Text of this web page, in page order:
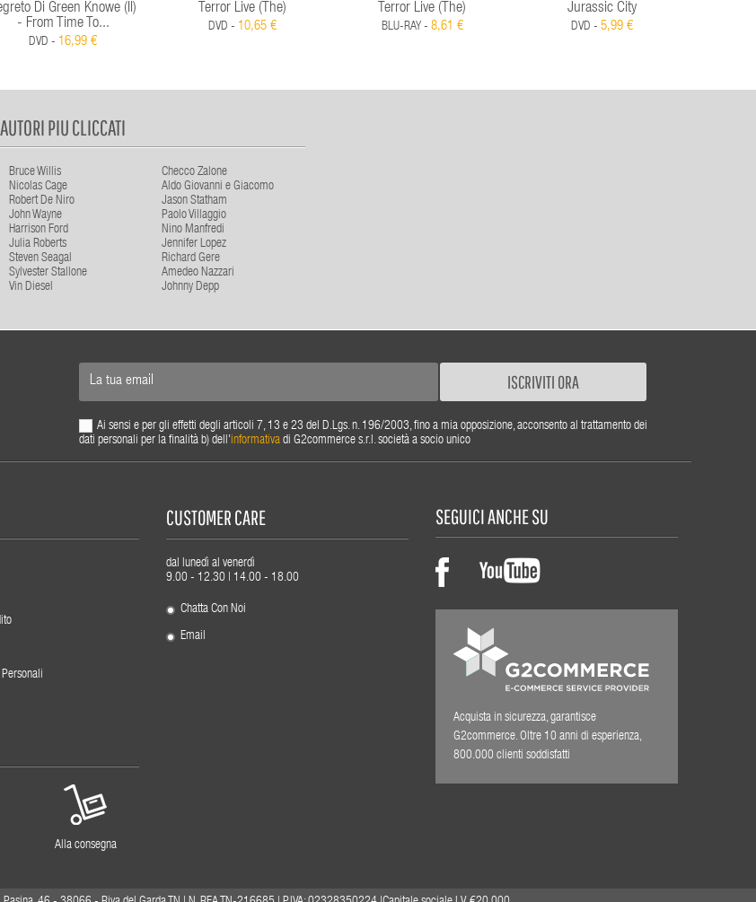
Di Green Knowe (Il)
- From Time To...
DVD - 16,99 €
Terror Live (The)
DVD - 10,65 €
Terror Live (The)
BLU-RAY - 8,61 €
Jurassic City
DVD - 5,99 €
AUTORI PIU CLICCATI
Bruce Willis
Checco Zalone
Nicolas Cage
Aldo Giovanni e Giacomo
Robert De Niro
Jason Statham
John Wayne
Paolo Villaggio
Harrison Ford
Nino Manfredi
Julia Roberts
Jennifer Lopez
Steven Seagal
Richard Gere
Sylvester Stallone
Amedeo Nazzari
Vin Diesel
Johnny Depp
ISCRIVITI ORA
Ai sensi e per gli effetti degli articoli 7, 13 e 23 del D.Lgs. n. 196/2003, fino a mia opposizione, acconsento al trattamento dei
dati personali per la finalità b) dell'informativadi G2commerce s.r.l. società a socio unico
CUSTOMER CARE
dal lunedì al venerdì
9.00 - 12.30 | 14.00 - 18.00
Chatta Con Noi
Email
SEGUICI ANCHE SU
Acquista in sicurezza, garantisce
G2commerce. Oltre 10 anni di esperienza,
800.000 clienti soddisfatti
Alla consegna